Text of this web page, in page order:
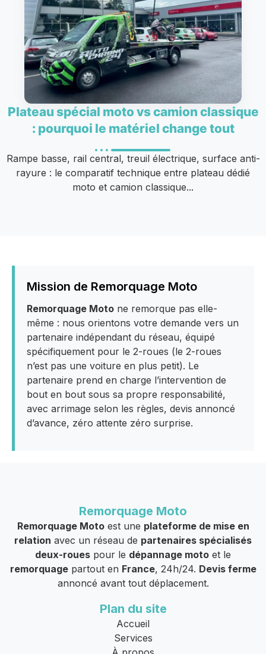
Plateau spécial moto vs camion classique
: pourquoi le matériel change tout
Rampe basse, rail central, treuil électrique, surface anti-
rayure : le comparatif technique entre plateau dédié
moto et camion classique...
Mission de Remorquage Moto
Remorquage Moto ne remorque pas elle-
même : nous orientons votre demande vers un
partenaire indépendant du réseau, équipé
spécifiquement pour le 2-roues (le 2-roues
n’est pas une voiture en plus petit). Le
partenaire prend en charge l’intervention de
bout en bout sous sa propre responsabilité,
avec arrimage selon les règles, devis annoncé
d’avance, zéro attente zéro surprise.
Remorquage Moto
Remorquage Motoest une plateforme de mise en
relation avec un réseau de partenaires spécialisés
deux-roues pour le dépannage moto et le
remorquagepartout en France, 24h/24. Devis ferme
annoncé avant tout déplacement.
Plan du site
Accueil
Services